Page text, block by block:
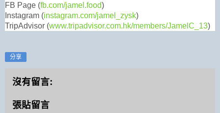
FB Page (fb.com/jamel.food)
Instagram (instagram.com/jamel_zysk)
TripAdvisor (www.tripadvisor.com.hk/members/JamelC_13)
分享
沒有留言:
張貼留言